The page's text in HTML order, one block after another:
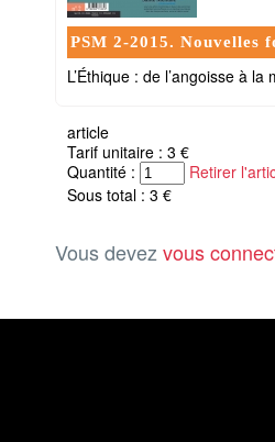
PSM 2-2015. Nouvelles
L’Éthique : de l’angoisse à la
article
Tarif unitaire : 3 €
Quantité :
Retirer
Sous total : 3 €
Vous devez vous